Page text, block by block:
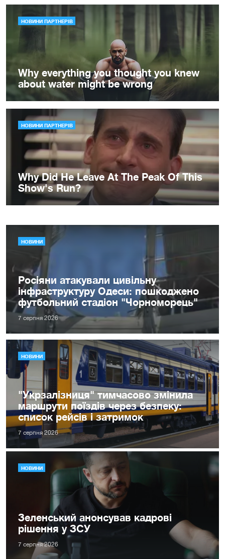
НОВИНИ
Росіяни атакували цивільну
інфраструктуру Одеси: пошкоджено
футбольний стадіон "Чорноморець"
7 серпня 2026
НОВИНИ
"Укрзалізниця" тимчасово змінила
маршрути поїздів через безпеку:
список рейсів і затримок
7 серпня 2026
НОВИНИ
Зеленський анонсував кадрові
рішення у ЗСУ
7 серпня 2026